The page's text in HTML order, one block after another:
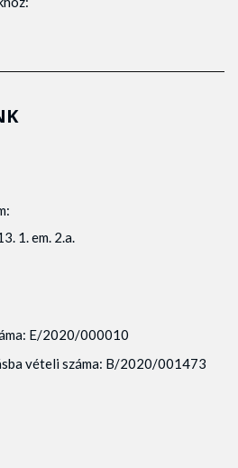
1. em. 2.a.
E/2020/000010
vételi száma: B/2020/001473